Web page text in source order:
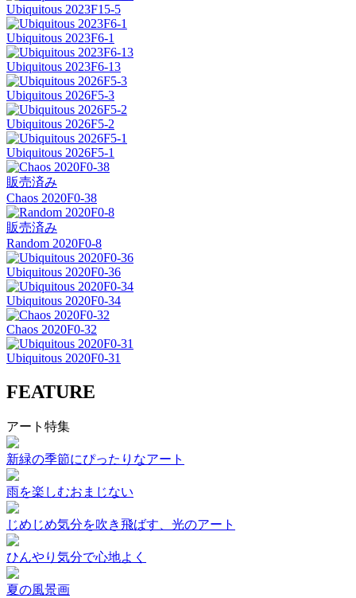
Ubiquitous 2023F15-5
Ubiquitous 2023F6-1
Ubiquitous 2023F6-13
Ubiquitous 2026F5-3
Ubiquitous 2026F5-2
Ubiquitous 2026F5-1
販売済み
Chaos 2020F0-38
販売済み
Random 2020F0-8
Ubiquitous 2020F0-36
Ubiquitous 2020F0-34
Chaos 2020F0-32
Ubiquitous 2020F0-31
FEATURE
アート特集
新緑の季節にぴったりなアート
雨を楽しむおまじない
じめじめ気分を吹き飛ばす、光のアート
ひんやり気分で心地よく
夏の風景画